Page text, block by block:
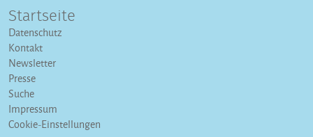
Startseite
Datenschutz
Kontakt
Newsletter
Presse
Suche
Impressum
Cookie-Einstellungen